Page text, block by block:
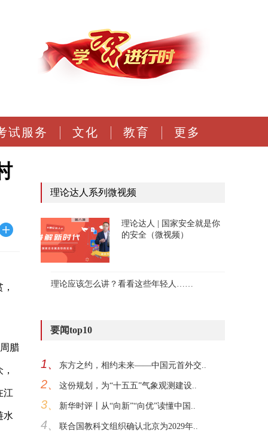
试服务 文化 教育 更多
腊
江
水
理论达人系列微视频
理论达人 | 国家安全就是你
的安全（微视频）
理论应该怎么讲？看看这些年轻人……
要闻top10
1、 东方之约，相约未来——中国元首外交..
2、 这份规划，为“十五五”气象观测建设..
3、 新华时评丨从“向新”“向优”读懂中国..
4、 联合国教科文组织确认北京为2029年..